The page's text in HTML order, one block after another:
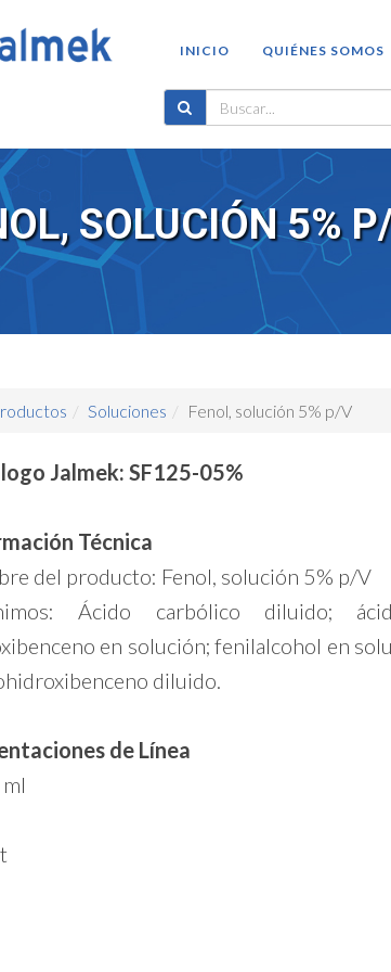
INICIO QUIÉNES SOMOS
SOLUCIÓN 5%
Soluciones Fenol, solución 5% p/V
Jalmek: SF125-05%
Técnica
del producto: Fenol, solución 5% p/V
Ácido carbólico diluido;
en solución; fenilalcohol en
diluido.
de Línea